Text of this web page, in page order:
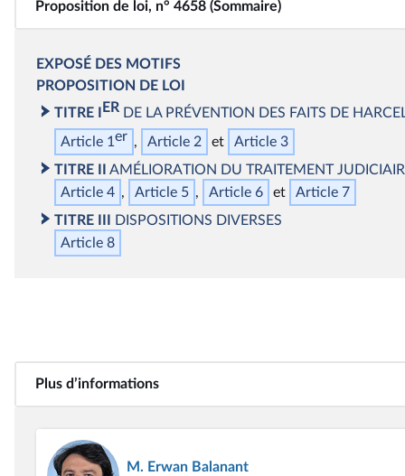
Proposition de loi, n° 4658 (Sommaire)
EXPOSÉ DES MOTIFS
PROPOSITION DE LOI
TITRE I
ER DE LA PRÉVENTION DES FAITS DE
Article 1 er Article 2
Article 3
TITRE II
AMÉLIORATION DU TRAITEMENT
Article 4
Article 5 Article 6
Article 7
TITRE III
DISPOSITIONS DIVERSES
Article 8
Plus d’informations
M. Erwan Balanant